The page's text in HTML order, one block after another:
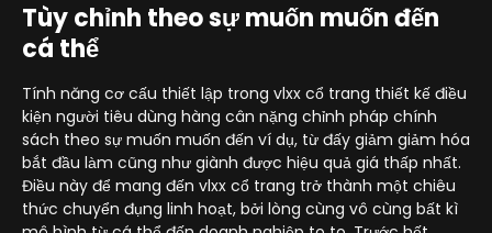
Tùy chỉnh theo sự muốn muốn đến
cá thể
Tính năng cơ cấu thiết lập trong vlxx cổ trang thiết kế điều
kiện người tiêu dùng hàng cân nặng chỉnh pháp chính
sách theo sự muốn muốn đến ví dụ, từ đấy giảm giảm hóa
bắt đầu làm cũng như giành được hiệu quả giá thấp nhất.
Điều này để mang đến vlxx cổ trang trở thành một chiêu
thức chuyển đụng linh hoạt, bởi lòng cùng vô cùng bất kì